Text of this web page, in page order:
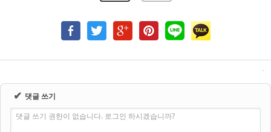
✔ 댓글 쓰기
댓글 쓰기 권한이 없습니다. 로그인 하시겠습니까?